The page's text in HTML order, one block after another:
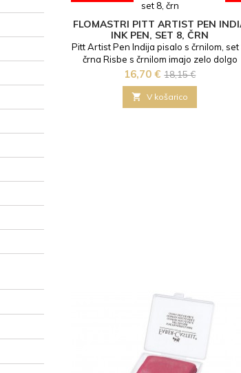
FLOMASTRI PITT ARTIST PEN
INK PEN, SET 8, ČRN
Pitt Artist Pen Indija pisalo s črnilom, set
črna Risbe s črnilom imajo zelo dolgo
umetniško tradicijo. To je bil že od nekdaj
zanimiv medij za umetnike in grafike, daje
risbam izraznost in vzdržljivost ter se
lahko kombinira tudi s številnimi drugimi
Cena
16,70 € Redna
cena
18,15 €
 V košarico